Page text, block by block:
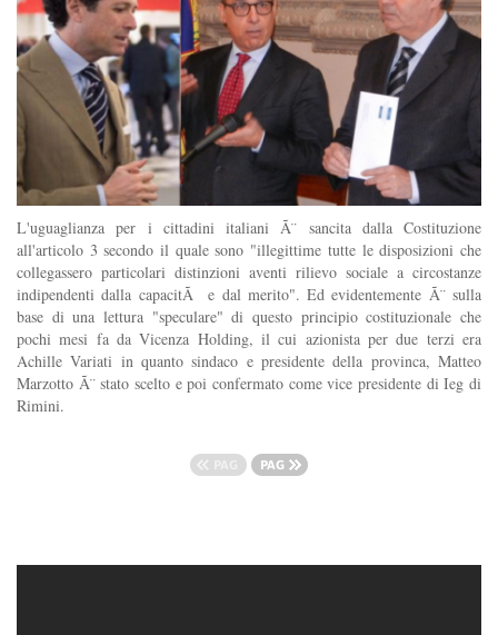
L'uguaglianza per i cittadini italiani Ã¨ sancita dalla Costituzione
all'articolo 3 secondo il quale sono "illegittime tutte le disposizioni che
collegassero particolari distinzioni aventi rilievo sociale a circostanze
indipendenti dalla capacitÃ e dal merito". Ed evidentemente Ã¨ sulla
base di una lettura "speculare" di questo principio costituzionale che
pochi mesi fa da Vicenza Holding, il cui azionista per due terzi era
Achille Variati in quanto sindaco e presidente della provinca, Matteo
Marzotto Ã¨ stato scelto e poi confermato come vice presidente di Ieg di
Rimini.